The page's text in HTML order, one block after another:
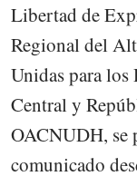
Libertad de
Regional del
Unidas para los
Central y
OACNUDH, se
comunicado